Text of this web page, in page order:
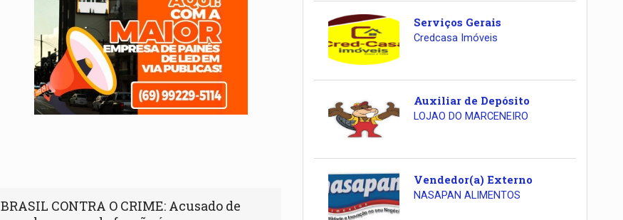
BRASIL CONTRA O CRIME: Acusado de
Serviços Gerais
Credcasa Imóveis
Auxiliar de Depósito
LOJAO DO MARCENEIRO
Vendedor(a) Externo
NASAPAN ALIMENTOS